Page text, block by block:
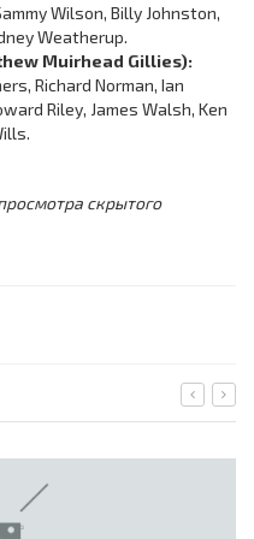
Wilson, Billy Johnston,
Weatherup.
Muirhead Gillies):
Richard Norman, Ian
Riley, James Walsh, Ken
скрытого